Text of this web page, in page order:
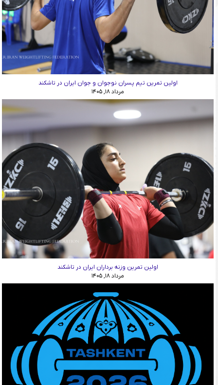
اولین تمرین تیم پسران نوجوان و جوان ایران در تاشکند
مرداد ۱۸, ۱۴۰۵
اولین تمرین وزنه برداران ایران در تاشکند
مرداد ۱۸, ۱۴۰۵